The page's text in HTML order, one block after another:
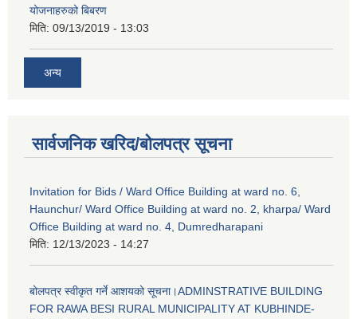
योजनाहरुको बिबरण
मिति: 09/13/2019 - 13:03
अन्य
सार्वजनिक खरिद/बोलपत्र सूचना
Invitation for Bids / Ward Office Building at ward no. 6,
Haunchur/ Ward Office Building at ward no. 2, kharpa/ Ward
Office Building at ward no. 4, Dumredharapani
मिति: 12/13/2023 - 14:27
बोलपत्र स्वीकृत गर्ने आशयको सूचना।ADMINSTRATIVE BUILDING
FOR RAWA BESI RURAL MUNICIPALITY AT KUBHINDE-